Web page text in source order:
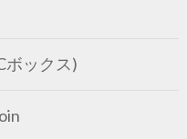
ボックス)